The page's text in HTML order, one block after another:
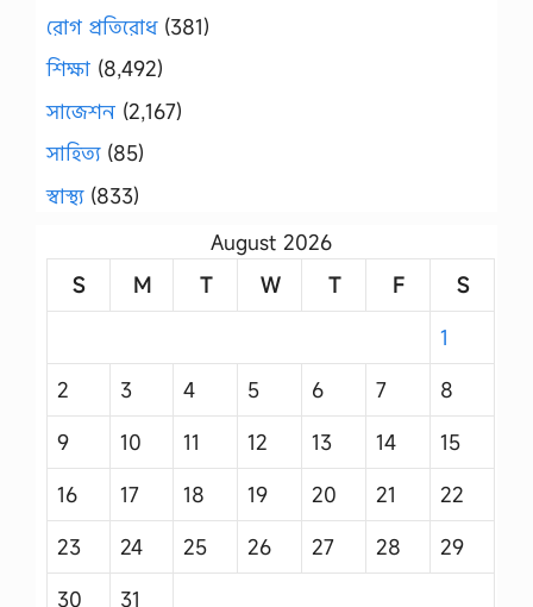
রোগ প্রতিরোধ(381)
শিক্ষা (8,492)
সাজেশন (2,167)
সাহিত্য(85)
স্বাস্থ্য(833)
August 2026
S
M T W T F
S
1
2
3 4 5 6 7
8
9
10 11 12 13 14
15
16
17 18 19 20 21
22
23
24 25 26 27 28
29
30
31